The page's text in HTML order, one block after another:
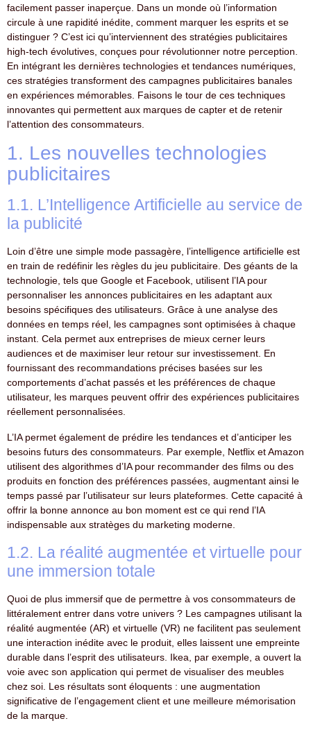
facilement passer inaperçue. Dans un monde où l’information
circule à une rapidité inédite, comment marquer les esprits et se
distinguer ? C’est ici qu’interviennent des stratégies publicitaires
high-tech évolutives, conçues pour révolutionner notre perception.
En intégrant les dernières technologies et tendances numériques,
ces stratégies transforment des campagnes publicitaires banales
en expériences mémorables. Faisons le tour de ces techniques
innovantes qui permettent aux marques de capter et de retenir
l’attention des consommateurs.
1. Les nouvelles technologies
publicitaires
1.1. L’Intelligence Artificielle au service de
la publicité
Loin d’être une simple mode passagère, l’intelligence artificielle est
en train de redéfinir les règles du jeu publicitaire. Des géants de la
technologie, tels que Google et Facebook, utilisent l’IA pour
personnaliser les annonces publicitaires en les adaptant aux
besoins spécifiques des utilisateurs. Grâce à une analyse des
données en temps réel, les campagnes sont optimisées à chaque
instant. Cela permet aux entreprises de mieux cerner leurs
audiences et de maximiser leur retour sur investissement. En
fournissant des recommandations précises basées sur les
comportements d’achat passés et les préférences de chaque
utilisateur, les marques peuvent offrir des expériences publicitaires
réellement personnalisées.
L’IA permet également de prédire les tendances et d’anticiper les
besoins futurs des consommateurs. Par exemple, Netflix et Amazon
utilisent des algorithmes d’IA pour recommander des films ou des
produits en fonction des préférences passées, augmentant ainsi le
temps passé par l’utilisateur sur leurs plateformes. Cette capacité à
offrir la bonne annonce au bon moment est ce qui rend l’IA
indispensable aux stratèges du marketing moderne.
1.2. La réalité augmentée et virtuelle pour
une immersion totale
Quoi de plus immersif que de permettre à vos consommateurs de
littéralement entrer dans votre univers ? Les campagnes utilisant la
réalité augmentée (AR) et virtuelle (VR) ne facilitent pas seulement
une interaction inédite avec le produit, elles laissent une empreinte
durable dans l’esprit des utilisateurs. Ikea, par exemple, a ouvert la
voie avec son application qui permet de visualiser des meubles
chez soi. Les résultats sont éloquents : une augmentation
significative de l’engagement client et une meilleure mémorisation
de la marque.